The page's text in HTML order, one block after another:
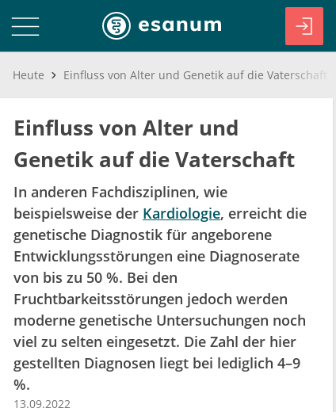
Heute Einfluss von Alter und Genetik auf die Vaterschaft
Einfluss von Alter und
Genetik auf die Vaterschaft
In anderen Fachdisziplinen, wie
beispielsweise der Kardiologie, erreicht die
genetische Diagnostik für angeborene
Entwicklungsstörungen eine Diagnoserate
von bis zu 50 %. Bei den
Fruchtbarkeitsstörungen jedoch werden
moderne genetische Untersuchungen noch
viel zu selten eingesetzt. Die Zahl der hier
gestellten Diagnosen liegt bei lediglich 4–9
%.
13.09.2022